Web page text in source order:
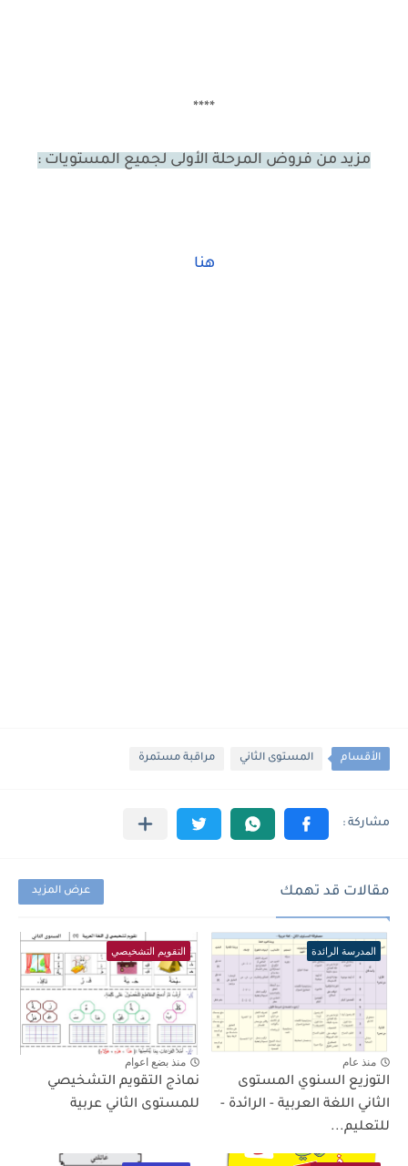
****
مزيد من فروض المرحلة الأولى لجميع المستويات :
هنا
الأقسام المستوى الثاني مراقبة مستمرة
مقالات قد تهمك عرض المزيد
المدرسة الرائدة
منذ عام
التوزيع السنوي المستوى
الثاني اللغة العربية - الرائدة -
للتعليم...
التقويم التشخيصي
منذ بضع اعوام
نماذج التقويم التشخيصي
للمستوى الثاني عربية